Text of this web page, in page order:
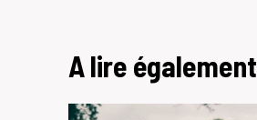
A lire également